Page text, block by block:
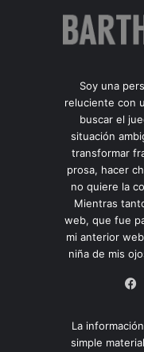
Soy una
reluciente con
buscar el
situación
transformar
prosa, hacer
no quiere la
Mientras
web, que fue
mi anterior
niña de mis
La
simple